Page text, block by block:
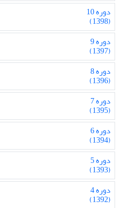
دوره 10
(1398)
دوره 9
(1397)
دوره 8
(1396)
دوره 7
(1395)
دوره 6
(1394)
دوره 5
(1393)
دوره 4
(1392)